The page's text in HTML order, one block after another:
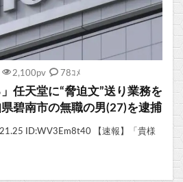
2,100pv 78ｺﾒ
任天堂に“脅迫文”送り業務を
碧南市の無職の男(27)を逮捕
ID:WV3Em8t40 【速報】「貴様